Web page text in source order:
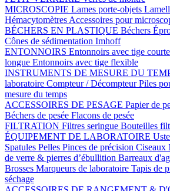
MICROSCOPIE Lames porte-objets
Hémacytomètres Accessoires pour
BÉCHERS EN PLASTIQUE Béchers
Cônes de sédimentation Imhoff
ENTONNOIRS Entonnoirs avec tige courte
longue Entonnoirs avec tige flexible
INSTRUMENTS DE MESURE DU
laboratoire Compteur / DécompteurPiles
mesure du temps
ACCESSOIRES DE PESAGE Papier de
Béchers de pesée Flacons de pesée
FILTRATION Filtres seringue Bouteilles
ÉQUIPEMENT DE LABORATOIRE
Spatules Pelles Pinces de précision Ciseaux
de verre & pierres d’ébullition Barreaux
Brosses Marqueurs de laboratoire Tapis de
séchage